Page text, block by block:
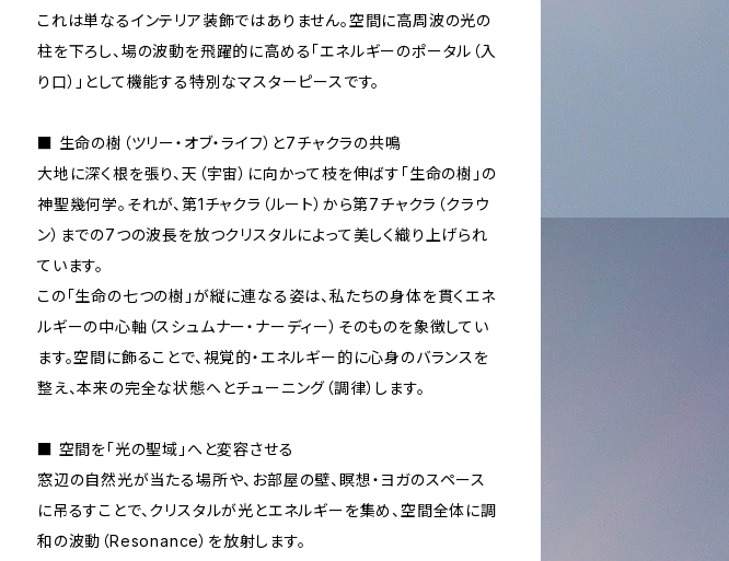
これは単なるインテリア装飾ではありません。空間に高周波の光の
柱を下ろし、場の波動を飛躍的に高める「エネルギーのポータル（入
り口）」として機能する特別なマスターピースです。
■ 生命の樹（ツリー・オブ・ライフ）と7チャクラの共鳴
大地に深く根を張り、天（宇宙）に向かって枝を伸ばす「生命の樹」の
神聖幾何学。それが、第1チャクラ（ルート）から第7チャクラ（クラウ
ン）までの7つの波長を放つクリスタルによって美しく織り上げられ
ています。
この「生命の七つの樹」が縦に連なる姿は、私たちの身体を貫くエネ
ルギーの中心軸（スシュムナー・ナーディー）そのものを象徴してい
ます。空間に飾ることで、視覚的・エネルギー的に心身のバランスを
整え、本来の完全な状態へとチューニング（調律）します。
■ 空間を「光の聖域」へと変容させる
窓辺の自然光が当たる場所や、お部屋の壁、瞑想・ヨガのスペース
に吊るすことで、クリスタルが光とエネルギーを集め、空間全体に調
和の波動（Resonance）を放射します。